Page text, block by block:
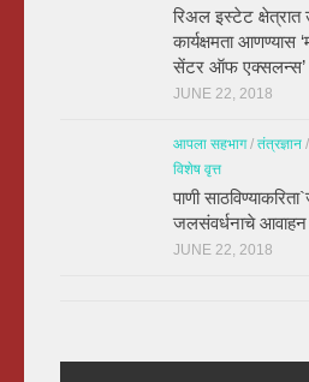
रिअल इस्टेट क्षेत्रात
कार्यक्षमता आणण्यास
सेंटर ऑफ
JUNE 22, 2018
आपला सहभाग/ तंत्रज्ञान /
विशेष वृत्त
पाणी
जलसंवर्धनाचे आवाहन
JUNE 22, 2018